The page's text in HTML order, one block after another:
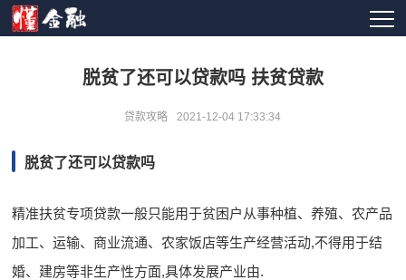
脱贫了还可以贷款吗 扶贫贷款
贷款攻略 2021-12-04 17:33:34
脱贫了还可以贷款吗
精准扶贫专项贷款一般只能用于贫困户从事种植、养殖、农产品
加工、运输、商业流通、农家饭店等生产经营活动,不得用于结
婚、建房等非生产性方面,具体发展产业由.